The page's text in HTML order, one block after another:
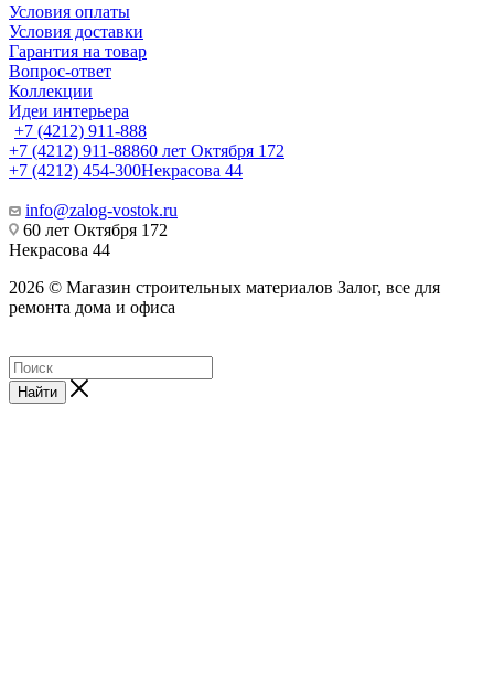
Условия оплаты
Условия доставки
Гарантия на товар
Вопрос-ответ
Коллекции
Идеи интерьера
+7 (4212) 911-888
+7 (4212) 911-88860 лет Октября 172
+7 (4212) 454-300Некрасова 44
info@zalog-vostok.ru
60 лет Октября 172
Некрасова 44
2026 © Магазин строительных материалов Залог, все для
ремонта дома и офиса
Найти